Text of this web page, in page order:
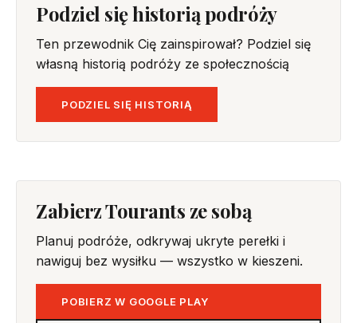
Podziel się historią podróży
Ten przewodnik Cię zainspirował? Podziel się
własną historią podróży ze społecznością
PODZIEL SIĘ HISTORIĄ
Zabierz Tourants ze sobą
Planuj podróże, odkrywaj ukryte perełki i
nawiguj bez wysiłku — wszystko w kieszeni.
POBIERZ W GOOGLE PLAY